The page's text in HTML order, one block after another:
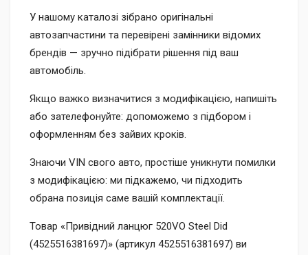
У нашому каталозі зібрано оригінальні
автозапчастини та перевірені замінники відомих
брендів — зручно підібрати рішення під ваш
автомобіль.
Якщо важко визначитися з модифікацією, напишіть
або зателефонуйте: допоможемо з підбором і
оформленням без зайвих кроків.
Знаючи VIN свого авто, простіше уникнути помилки
з модифікацією: ми підкажемо, чи підходить
обрана позиція саме вашій комплектації.
Товар «Привідний ланцюг 520VO Steel Did
(4525516381697)» (артикул 4525516381697) ви